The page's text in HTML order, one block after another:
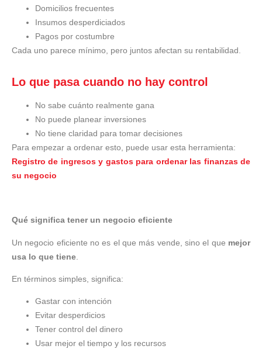
Domicilios frecuentes
Insumos desperdiciados
Pagos por costumbre
Cada uno parece mínimo, pero juntos afectan su rentabilidad.
Lo que pasa cuando no hay control
No sabe cuánto realmente gana
No puede planear inversiones
No tiene claridad para tomar decisiones
Para empezar a ordenar esto, puede usar esta herramienta:
Registro de ingresos y gastos para ordenar las finanzas de
su negocio
Qué significa tener un negocio eficiente
Un negocio eficiente no es el que más vende, sino el que mejor
usa lo que tiene
En términos simples, significa:
Gastar con intención
Evitar desperdicios
Tener control del dinero
Usar mejor el tiempo y los recursos